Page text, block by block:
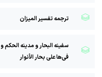
ترجمه تفسیر المیزان
سفینه البحار و مدینه الحکم
فی‌ها علی بحار الأنوار